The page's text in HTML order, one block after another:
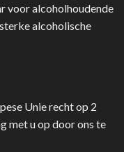
voor alcoholhoudende
alcoholische
Unie recht op 2
met u op door ons te